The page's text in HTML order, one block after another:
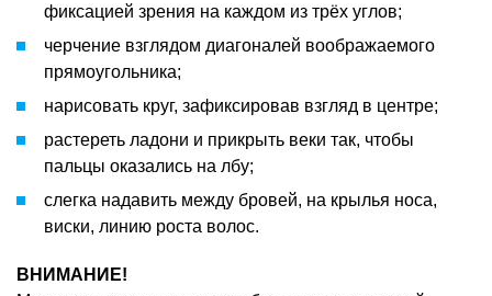
фиксацией зрения на каждом из трёх углов;
черчение взглядом диагоналей воображаемого
прямоугольника;
нарисовать круг, зафиксировав взгляд в центре;
растереть ладони и прикрыть веки так, чтобы
пальцы оказались на лбу;
слегка надавить между бровей, на крылья носа,
виски, линию роста волос.
ВНИМАНИЕ!